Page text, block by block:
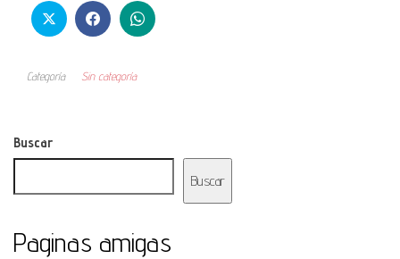
Categoría Sin categoría
Buscar
Buscar
Paginas amigas